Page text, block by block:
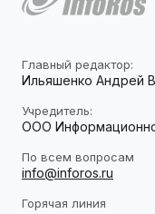
Главный редактор:
Ильяшенко Андрей
Учредитель:
ООО
По всем вопросам
info@inforos.ru
Горячая линия